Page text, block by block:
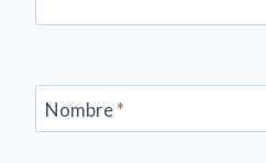
Nombre*